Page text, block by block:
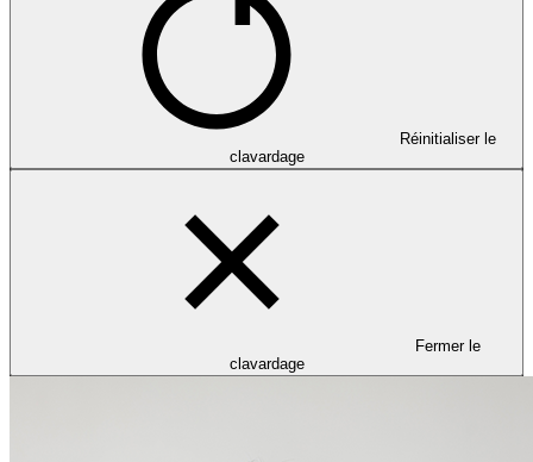
Réinitialiser le
clavardage
Fermer le
clavardage